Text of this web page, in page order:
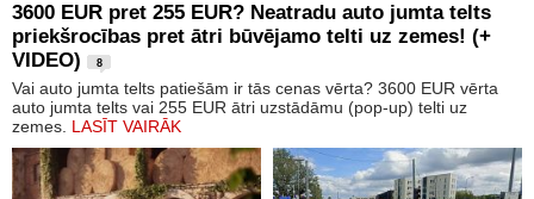
3600 EUR pret 255 EUR? Neatradu auto jumta telts
priekšrocības pret ātri būvējamo telti uz zemes! (+
VIDEO)
8
Vai auto jumta telts patiešām ir tās cenas vērta? 3600 EUR vērta
auto jumta telts vai 255 EUR ātri uzstādāmu (pop-up) telti uz
zemes. LASĪT VAIRĀK